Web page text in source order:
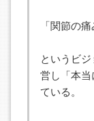
「関節の
というビ
営し「本
ている。